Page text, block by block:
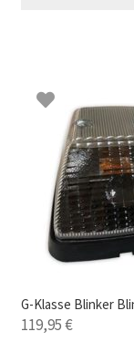
G-Klasse Blinker
119,95€